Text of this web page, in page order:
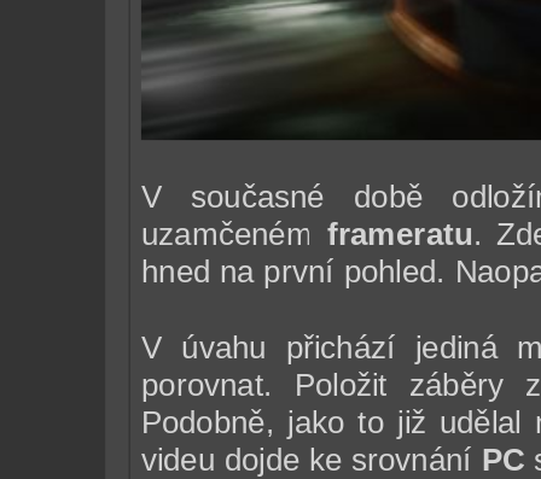
V současné době
uzamčeném frameratu.
hned na první pohled.
V úvahu přichází jediná
porovnat. Položit záběry
Podobně, jako to již
videu dojde ke srovnání PC